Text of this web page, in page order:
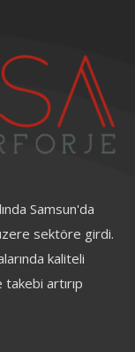
Samsun'da
sektöre girdi.
kaliteli
artırıp